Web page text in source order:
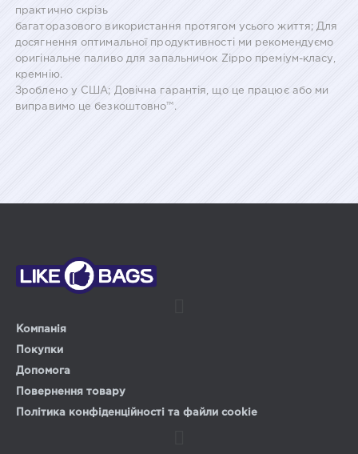
практично скрізь
багаторазового використання протягом усього життя; Для
досягнення оптимальної продуктивності ми рекомендуємо
оригінальне паливо для запальничок Zippo преміум-класу,
кремнію.
Зроблено у США; Довічна гарантія, що це працює або ми
виправимо це безкоштовно™.
Компанія
Покупки
Допомога
Повернення товару
Політика конфіденційності та файли cookie